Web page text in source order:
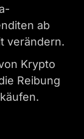
ab
verändern.
Krypto
Reibung